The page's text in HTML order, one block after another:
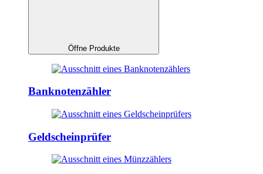
Öffne Produkte
Banknotenzähler
Geldscheinprüfer